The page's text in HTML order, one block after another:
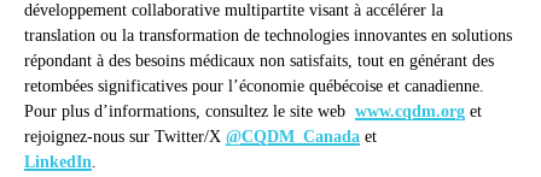
développement collaborative multipartite visant à accélérer la
translation ou la transformation de technologies innovantes en solutions
répondant à des besoins médicaux non satisfaits, tout en générant des
retombées significatives pour l’économie québécoise et canadienne.
Pour plus d’informations, consultez le site web www.cqdm.org et
rejoignez-nous sur Twitter/X @CQDM_Canada et
LinkedIn.